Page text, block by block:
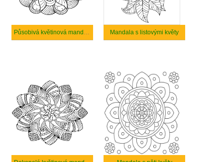
Působivá květinová mandala Mandala s listovými květy